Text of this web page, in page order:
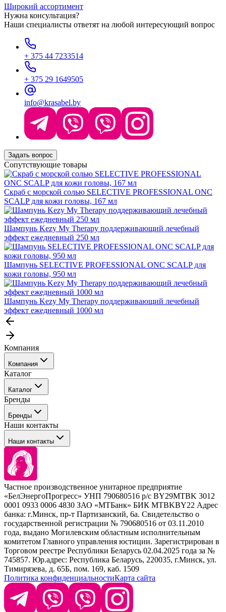
Широкий ассортимент
Нужна консультация?
Наши специалисты ответят на любой интересующий вопрос
+ 375 44 7233514
+ 375 29 1649505
info@krasabel.by
Задать вопрос
Сопутствующие товары
Скраб с морской солью SELECTIVE PROFESSIONAL ONC
SCALP для кожи головы, 167 мл
Шампунь Kezy My Therapy поддерживающий лечебный
эффект ежедневный 250 мл
Шампунь SELECTIVE PROFESSIONAL ONC SCALP для
кожи головы, 950 мл
Шампунь Kezy My Therapy поддерживающий лечебный
эффект ежедневный 1000 мл
Компания
Компания
События
Покупателю
Каталог
Каталог
Профессиональные средства для окрашивания волос
Сервисные средства
Уход
Стайлинг
Брови и ресницы
Барберинг
Наборы
Расходные материалы
Бренды
Бренды
Tefia
Concept
Kezy
Barex
Sim Sensitive
Kebren
Selective Professional
White Line
Наши контакты
Наши контакты
+ 375 44 7233514
+ 375 29 1649505
info@krasabel.by
Офис: г. Минск, ул. Тимирязева 65Б, офис 1509
Склад: г. Минск, ул. Домбровская, 15
Время работы: пн–чт 9:00–17:30, пт 9:00–17:00
Частное производственное унитарное предприятие
«БелЭнергоПрогресс» УНП 790680516 р/с BY29MTBK 3012
0001 0933 0006 4830 ЗАО «МТБанк» БИК MTBKBY22 Адрес
банка: г.Минск, пр-т Партизанский, 6а. Свидетельство о
государственной регистрации № 790680516 от 03.11.2010
года, выдано Могилевским областным исполнительным
комитетом Главного управления юстиции. Зарегистрирован в
Торговом реестре Республики Беларусь 02.04.2025 года за №
745857. Юр.адрес: Республика Беларусь, 220035, г.Минск, ул.
Тимирязева, д. 65Б, пом. 169, каб. 1509
Политика конфиденциальностиКарта сайта